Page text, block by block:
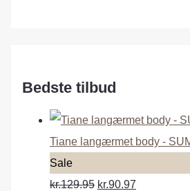
Bedste tilbud
Tiane langærmet body -
SaleP
r
kr.129.95 kr.90.97